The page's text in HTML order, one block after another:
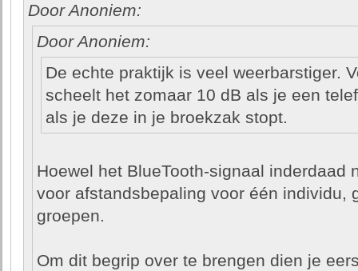
Door Anoniem:
Door Anoniem:
De echte praktijk is veel weerbarstiger.
scheelt het zomaar 10 dB als je een
als je deze in je broekzak stopt.
Hoewel het BlueTooth-signaal inderdaad
voor afstandsbepaling voor één individu,
groepen.
Om dit begrip over te brengen dien je